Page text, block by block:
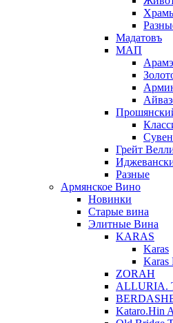
Мадатовъ
МАП
Арамэ
Грейт
Разные
Армянское Вино
Новинки
Старые вина
Элитные Вина
KARAS
Karas
Karas
ZORAH
ALLURIA.
Kataro.Hin